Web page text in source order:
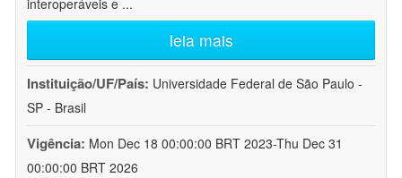
interoperáveis e ...
leia mais
Instituição/UF/País: Universidade Federal de São Paulo -
SP - Brasil
Vigência: Mon Dec 18 00:00:00 BRT 2023-Thu Dec 31
00:00:00 BRT 2026